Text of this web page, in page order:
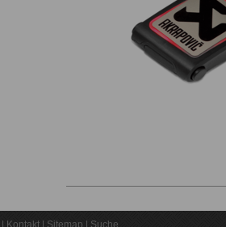
Kontakt Sitemap Suche